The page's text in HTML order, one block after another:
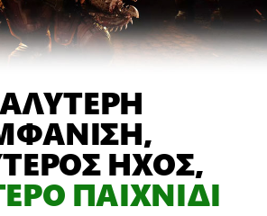
ο
Damon,
ο
και
ο
Augustus
αποκρούουν
τους
Locust
ΗΧΟΣ,
ΠΑΙΧΝΙΔΙ